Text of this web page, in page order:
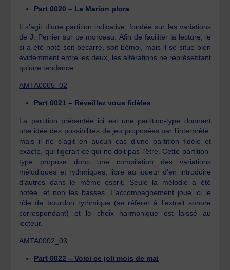
Part 0020 – La Marion plora
Il s’agit d’une partition indicative, fondée sur les variations
de J. Perrier sur ce morceau. Afin de faciliter la lecture, le
si a été noté soit bécarre, soit bémol, mais il se situe bien
évidemment entre les deux, les altérations ne représentant
qu’une tendance.
AMTA0005_02
Part 0021 – Réveillez vous fidèles
La partition présentée ici est une partition-type donnant
une idée des possibilités de jeu proposées par l’interprète,
mais il ne s’agit en aucun cas d’une partition fidèle et
exacte, qui figerait ce qui ne doit pas l’être. Cette partition-
type propose donc une compilation des variations
mélodiques et rythmiques, libre au joueur d’en introduire
d’autres dans le même esprit. Seule la mélodie a été
notée, et non les basses. L’accompagnement joue ici le
rôle de bourdon rythmique (se référer à l’extrait sonore
correspondant) et le choix harmonique est laissé au
lecteur.
AMTA0002_03
Part 0022 – Voici ce joli mois de mai